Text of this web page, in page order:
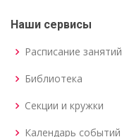
Наши сервисы
Расписание занятий
Библиотека
Секции и кружки
Календарь событий